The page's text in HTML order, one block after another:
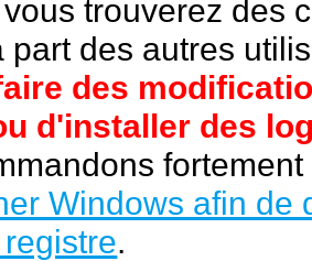
vous trouverez des
part des autres
des
d'installer des
Windows afin de
.